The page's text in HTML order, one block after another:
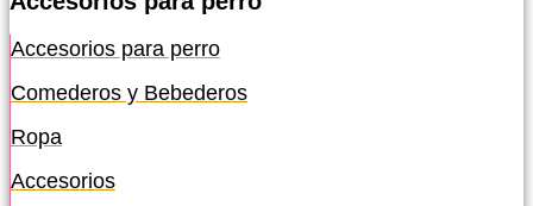
Accesorios para perro
Comederos y Bebederos
Ropa
Accesorios